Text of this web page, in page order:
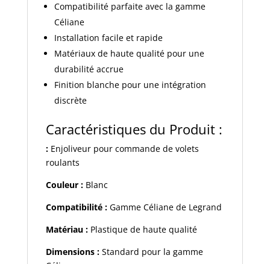
Compatibilité parfaite avec la gamme
Céliane
Installation facile et rapide
Matériaux de haute qualité pour une
durabilité accrue
Finition blanche pour une intégration
discrète
Caractéristiques du Produit :
:Enjoliveur pour commande de volets
roulants
Couleur :Blanc
Compatibilité :Gamme Céliane de Legrand
Matériau :Plastique de haute qualité
Dimensions :Standard pour la gamme